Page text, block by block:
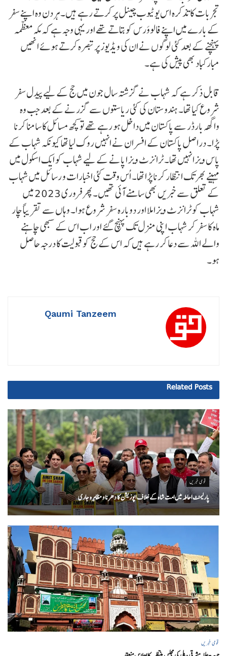
تجربات کا تذکرہ اس یوٹیوب چینل پر کرتے رہے ہیں۔ ہر دن وہ اپنے سفر
کے بارے میں اپنے فالووَرس کو بتاتے تھے اور یہی وجہ ہے کہ مکہ معظمہ
پہنچنے کے بعد کئی لوگوں نے ان کی ویڈیوز پر تبصرہ کرتے ہوئے انھیں
مبارکباد بھی پیش کی ہے۔
قابل ذکر ہے کہ شہاب نے گزشتہ سال جون میں حج کے لیے پیدل سفر
شروع کیا تھا۔ ہندوستان کی کئی ریاستوں سے گزرنے کے بعد جب وہ
واگھہ بارڈر سے پاکستان میں داخل ہو رہے تھے تو کچھ مسائل کا سامنا کرنا
پڑا۔ دراصل پاکستان کے افسران نے انہیں روک لیا تھا کیونکہ شہاب کے
پاس ویزا نہیں تھا۔ ٹرانزٹ ویزا پانے کے لیے شہاب کو ایک اسکول میں
مہینے بھر تک انتظار کرنا پڑا تھا۔ اُس وقت کئی اخبارات و رسائل میں شہاب
کے تعلق سے خبریں بھی سامنے آئی تھیں۔ پھر فروری 2023 میں
شہاب کو ٹرانزٹ ویزا ملا اور دوبارہ سفر شروع ہوا۔ وہاں سے تقریباً چار
ماہ کا سفر کر شہاب اپنی منزل تک پہنچ گئے اور اب اس کے سبھی چاہنے
والے اللہ سے دعا کر رہے ہیں کہ اس کے حج کو قبولیت کا درجہ حاصل
ہو۔
Qaumi Tanzeem
Related Posts
قومی خبریں
پارلیمنٹ احاطہ میں امت شاہ کے خلاف اپوزیشن کا دھرنا و مظاہرہ جاری
قومی خبریں